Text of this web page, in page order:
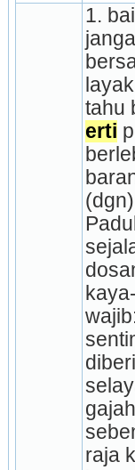
1.
tahu
erti
raja